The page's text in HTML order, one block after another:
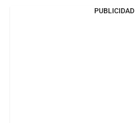
PUBLICIDAD